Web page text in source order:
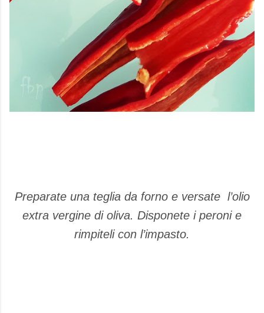
Preparate una teglia da forno e versate l’olio
extra vergine di oliva. Disponete i peroni e
rimpiteli con l’impasto.